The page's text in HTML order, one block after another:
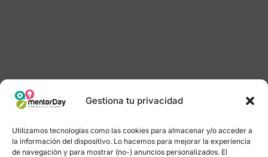
Gestiona tu privacidad
Utilizamos tecnologías como las cookies para almacenar y/o acceder a
la información del dispositivo. Lo hacemos para mejorar la experiencia
de navegación y para mostrar (no-) anuncios personalizados. El